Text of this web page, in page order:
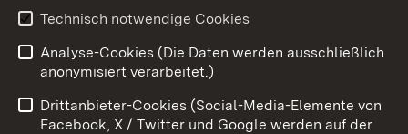
Impressum
Kontakt
Barrierefreiheit
Datenschutz
Technisch notwendige Cookies
Analyse-Cookies (Die Daten werden ausschließlich
anonymisiert verarbeitet.)
Drittanbieter-Cookies (Social-Media-Elemente von
Facebook, X / Twitter und Google werden auf der